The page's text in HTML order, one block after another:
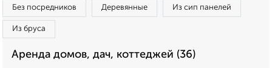
Без посредников Деревянные Из сип панелей
Из бруса
Аренда домов, дач, коттеджей (36)